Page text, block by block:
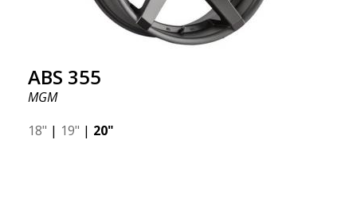
ABS 355
MGM
18" | 19" | 20"